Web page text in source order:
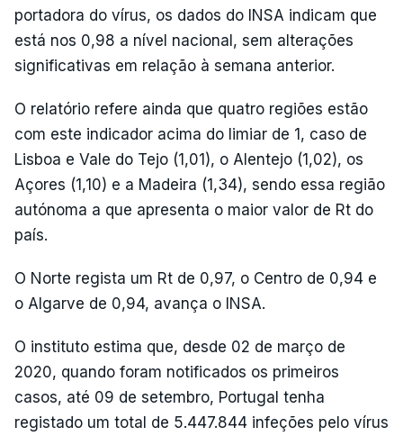
portadora do vírus, os dados do INSA indicam que
está nos 0,98 a nível nacional, sem alterações
significativas em relação à semana anterior.
O relatório refere ainda que quatro regiões estão
com este indicador acima do limiar de 1, caso de
Lisboa e Vale do Tejo (1,01), o Alentejo (1,02), os
Açores (1,10) e a Madeira (1,34), sendo essa região
autónoma a que apresenta o maior valor de Rt do
país.
O Norte regista um Rt de 0,97, o Centro de 0,94 e
o Algarve de 0,94, avança o INSA.
O instituto estima que, desde 02 de março de
2020, quando foram notificados os primeiros
casos, até 09 de setembro, Portugal tenha
registado um total de 5.447.844 infeções pelo vírus